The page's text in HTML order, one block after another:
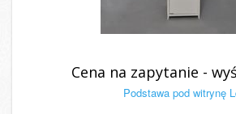
Cena na zapytanie -
Podstawa pod witrynę